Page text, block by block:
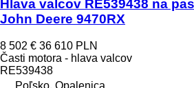
Hlava valcov RE539438 na
John Deere 9470RX
8 502 € 36 610 PLN
Časti motora - hlava valcov
RE539438
Poľsko, Opalenica